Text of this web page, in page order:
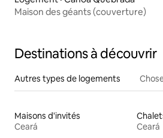
Maison des géants (couverture)
Destinations à découvrir
Autres types de logements
Maisons d'invités
Ceará
Ceará